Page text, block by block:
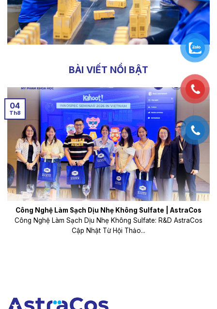
BÀI VIẾT NỔI BẬT
Công Nghệ Làm Sạch Dịu Nhẹ Không Sulfate | AstraCos
Công Nghệ Làm Sạch Dịu Nhẹ Không Sulfate: R&D AstraCos
Cập Nhật Từ Hội Thảo...
04
Th8